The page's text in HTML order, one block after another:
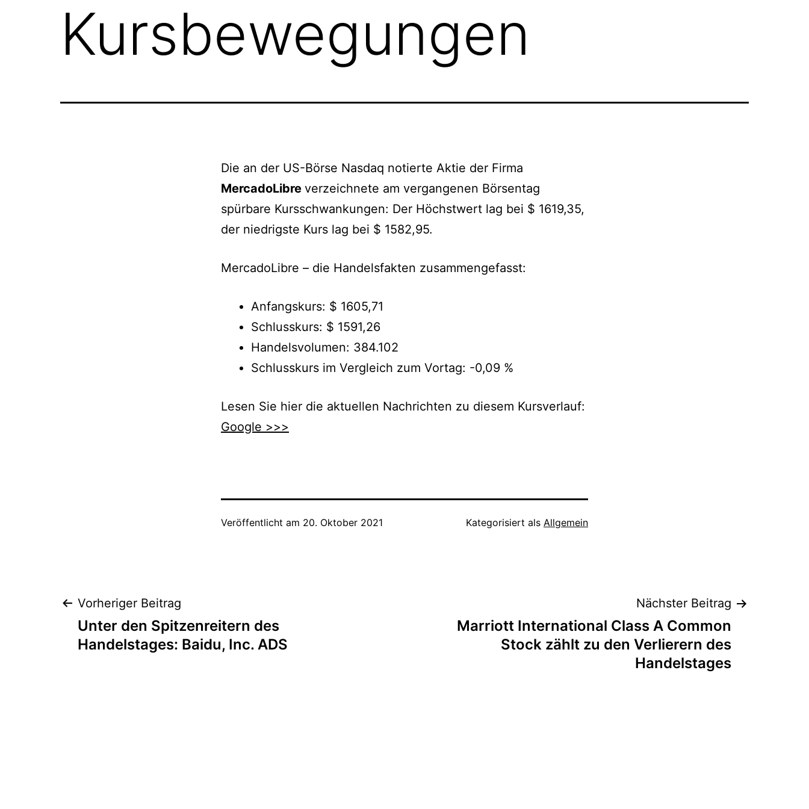
Kursbewegungen
Die an der US-Börse Nasdaq notierte Aktie der Firma
MercadoLibre verzeichnete am vergangenen Börsentag
spürbare Kursschwankungen: Der Höchstwert lag bei $ 1619,35,
der niedrigste Kurs lag bei $ 1582,95.
MercadoLibre – die Handelsfakten zusammengefasst:
Anfangskurs: $ 1605,71
Schlusskurs: $ 1591,26
Handelsvolumen: 384.102
Schlusskurs im Vergleich zum Vortag: -0,09 %
Lesen Sie hier die aktuellen Nachrichten zu diesem Kursverlauf:
Google >>>
Veröffentlicht am 20. Oktober 2021 Kategorisiert als Allgemein
Beitragsnavigation
Vorheriger Beitrag
Unter den Spitzenreitern des
Handelstages: Baidu, Inc. ADS
Nächster Beitrag
Marriott International Class A Common
Stock zählt zu den Verlierern des
Handelstages